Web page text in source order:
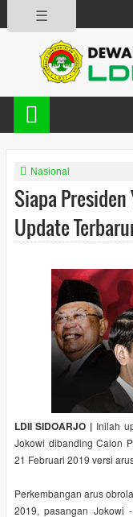
☰
Nasional
Siapa
Update
LDII SIDOARJO | Inilah
Jokowi dibanding Calon
21 Februari 2019 versi
Perkembangan arus
2019, pasangan Jokowi